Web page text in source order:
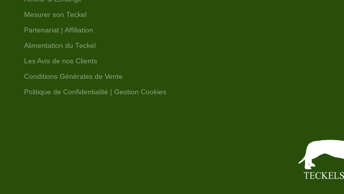
Mesurer son Teckel
Partenariat | Affiliation
Alimentation du Teckel
Les Avis de nos Clients
Conditions Générales de Vente
Politique de Confidentialité | Gestion Cookies